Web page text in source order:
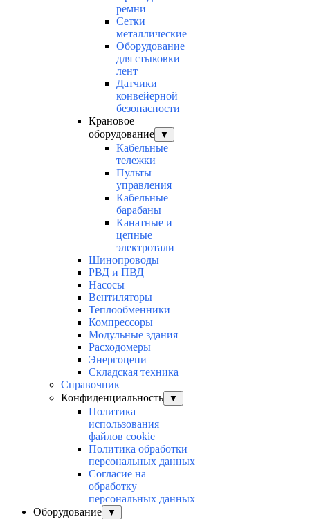
ремни
Сетки
металлические
Оборудование
для стыковки
лент
Датчики
конвейерной
безопасности
Крановое
оборудование
▼
Кабельные
тележки
Пульты
управления
Кабельные
барабаны
Канатные и
цепные
электротали
Шинопроводы
РВД и ПВД
Насосы
Вентиляторы
Теплообменники
Компрессоры
Модульные здания
Расходомеры
Энергоцепи
Складская техника
Справочник
Конфиденциальность
▼
Политика
использования
файлов cookie
Политика обработки
персональных данных
Согласие на
обработку
персональных данных
Оборудование
▼